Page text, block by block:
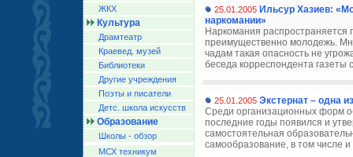
ЖКХ
Культура
Драмтеатр
Краевед. музей
Библиотеки
Другие учреждения
Поэты и писатели
Детс. школа искусств
Образование
Школы - обзор
МСХ техникум
25.01.2005 Ильсур Хазиев:
наркомании»
Наркомания
преимущественно молодежь.
чадам такая опасность не
беседа корреспондента газеты
25.01.2005 Экстернат – одна
Среди организационных форм
последние годы появился и
самостоятельная
самообразование, в том числе